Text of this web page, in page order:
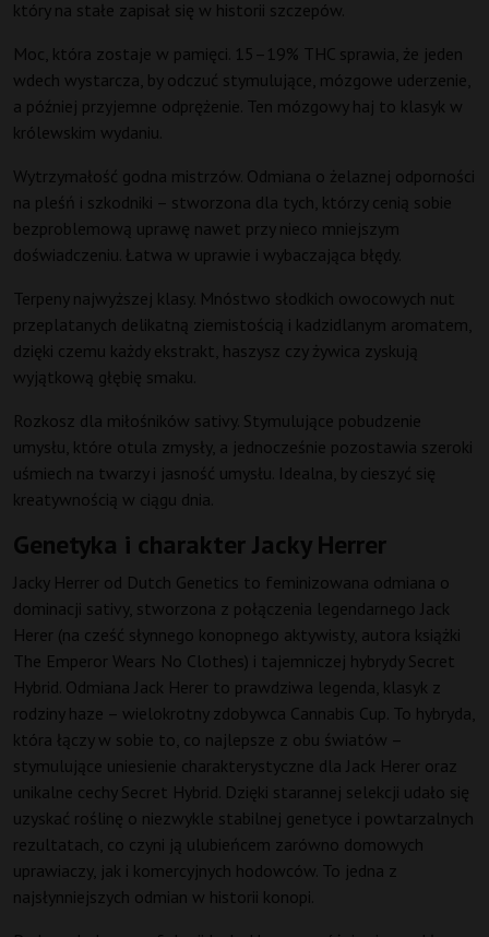
który na stałe zapisał się w historii szczepów.
Moc, która zostaje w pamięci. 15–19% THC sprawia, że jeden
wdech wystarcza, by odczuć stymulujące, mózgowe uderzenie,
a później przyjemne odprężenie. Ten mózgowy haj to klasyk w
królewskim wydaniu.
Wytrzymałość godna mistrzów. Odmiana o żelaznej odporności
na pleśń i szkodniki – stworzona dla tych, którzy cenią sobie
bezproblemową uprawę nawet przy nieco mniejszym
doświadczeniu. Łatwa w uprawie i wybaczająca błędy.
Terpeny najwyższej klasy. Mnóstwo słodkich owocowych nut
przeplatanych delikatną ziemistością i kadzidlanym aromatem,
dzięki czemu każdy ekstrakt, haszysz czy żywica zyskują
wyjątkową głębię smaku.
Rozkosz dla miłośników sativy. Stymulujące pobudzenie
umysłu, które otula zmysły, a jednocześnie pozostawia szeroki
uśmiech na twarzy i jasność umysłu. Idealna, by cieszyć się
kreatywnością w ciągu dnia.
Genetyka i charakter Jacky Herrer
Jacky Herrer od Dutch Genetics to feminizowana odmiana o
dominacji sativy, stworzona z połączenia legendarnego Jack
Herer (na cześć słynnego konopnego aktywisty, autora książki
The Emperor Wears No Clothes) i tajemniczej hybrydy Secret
Hybrid. Odmiana Jack Herer to prawdziwa legenda, klasyk z
rodziny haze – wielokrotny zdobywca Cannabis Cup. To hybryda,
która łączy w sobie to, co najlepsze z obu światów –
stymulujące uniesienie charakterystyczne dla Jack Herer oraz
unikalne cechy Secret Hybrid. Dzięki starannej selekcji udało się
uzyskać roślinę o niezwykle stabilnej genetyce i powtarzalnych
rezultatach, co czyni ją ulubieńcem zarówno domowych
uprawiaczy, jak i komercyjnych hodowców. To jedna z
najsłynniejszych odmian w historii konopi.